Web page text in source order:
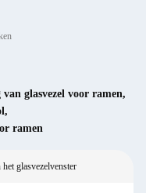
van glasvezel voor ramen,
,
ramen
glasvezelvenster